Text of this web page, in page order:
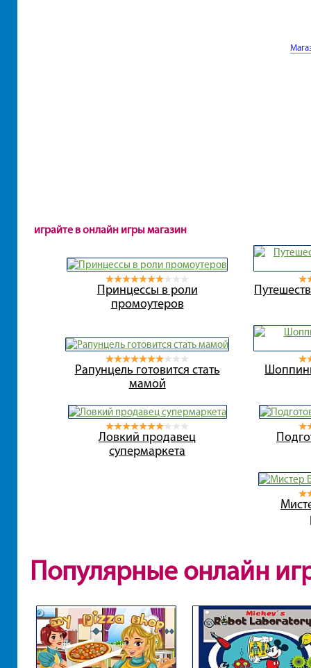
играйте в онлайн игры магазин
Принцессы в роли
промоутеров
Рапунцель готовится стать
мамой
Ловкий продавец
супермаркета
Популярные онлайн